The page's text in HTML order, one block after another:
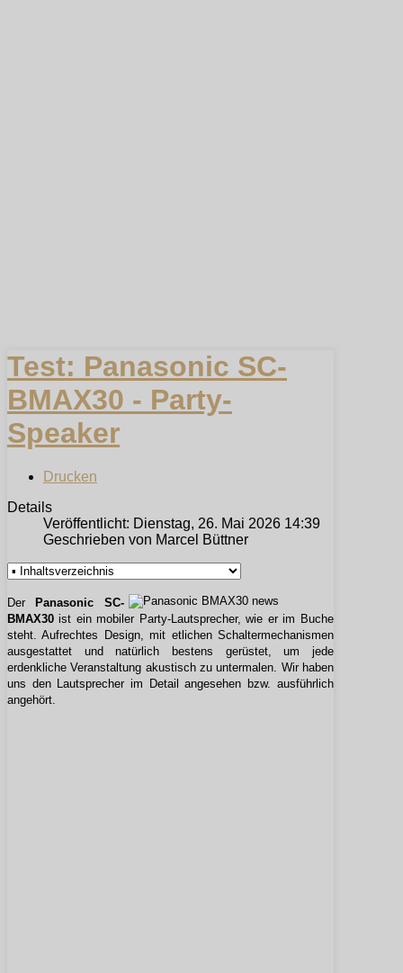
Test: Panasonic SC-
BMAX30 - Party-
Speaker
Drucken
Details
Veröffentlicht: Dienstag, 26. Mai 2026 14:39
Geschrieben von Marcel Büttner
Der
Panasonic SC-
BMAX30 ist ein mobiler Party-Lautsprecher, wie er im Buche
steht. Aufrechtes Design, mit etlichen Schaltermechanismen
ausgestattet und natürlich bestens gerüstet, um jede
erdenkliche Veranstaltung akustisch zu untermalen. Wir haben
uns den Lautsprecher im Detail angesehen bzw. ausführlich
angehört.